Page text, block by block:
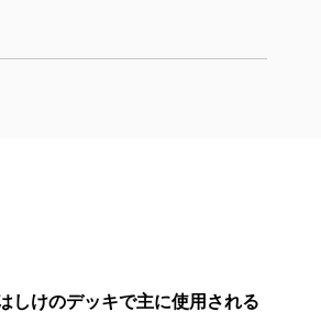
しけのデッキで主に使用される